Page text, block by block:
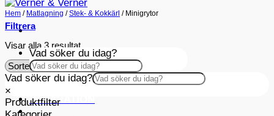
Vad söker du idag?
×
INSPIRATION
Hem / Matlagning / Stek- & Kokkärl /Minigrytor
Filtrera
Visar alla 3 resultatSortera
efter
popularitet
Vad söker du idag?
×
Produktfilter